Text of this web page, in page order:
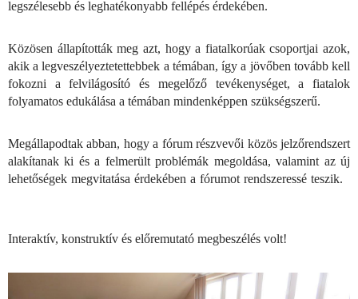
legszélesebb és leghatékonyabb fellépés érdekében.
Közösen állapították meg azt, hogy a fiatalkorúak csoportjai azok,
akik a legveszélyeztetettebbek a témában, így a jövőben tovább kell
fokozni a felvilágosító és megelőző tevékenységet, a fiatalok
folyamatos edukálása a témában mindenképpen szükségszerű.
Megállapodtak abban, hogy a fórum részvevői közös jelzőrendszert
alakítanak ki és a felmerült problémák megoldása, valamint az új
lehetőségek megvitatása érdekében a fórumot rendszeressé teszik.
Interaktív, konstruktív és előremutató megbeszélés volt!